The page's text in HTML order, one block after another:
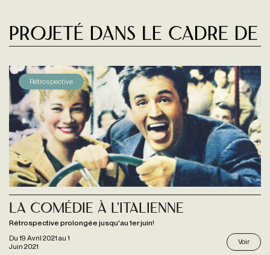
Projeté dans le cadre de
Rétrospective
Du 19 Avril 2021 au 1
Juin 2021
La Comédie à l'italienne
Rétrospective prolongée jusqu'au 1er juin!
Voir